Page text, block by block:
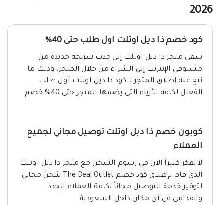
2026
كود خصم ذا ديل اوتلت اول طلب حتى 40%
سعى متجر ذا ديل اوتلت إلى جذب شريحة جديدة من
متسوقي الإنترنت إلى الشراء من خلال المتجر، وذلك ما
نتج عنه إطلاق المتجر لـ كود ذا ديل اوتلت أول طلب
الفعال لكافة الأزياء التي يضمها المتجر حتى 40% خصم.
كوبون خصم ذا ديل اوتلت توصيل مجاني لجميع
العملاء
لا تفكر كثيراً الآن في رسوم الشحن مع متجر ذا ديل اوتلت
الذي قام بإطلاق كود خصم The Deal Outlet شحن مجاني
لتوفير خدمة التوصيل مجاناً لكافة العملاء الجدد
والقدامى في أي مكان داخل السعودية.